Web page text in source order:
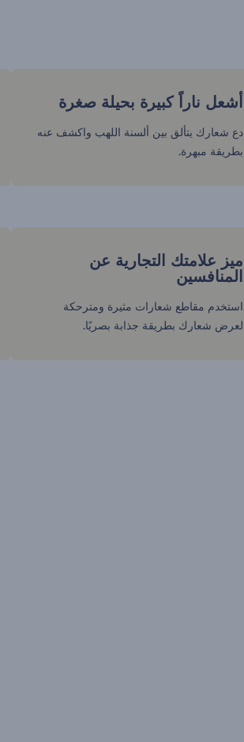
أشعل ناراً كبيرة بحيلة صغرة
دع شعارك يتألق بين ألسنة اللهب واكشف عنه
بطريقة مبهرة.
ميز علامتك التجارية عن
المنافسين
استخدم مقاطع شعارات مثيرة ومترحكة
لعرض شعارك بطريقة جذابة بصريًا.